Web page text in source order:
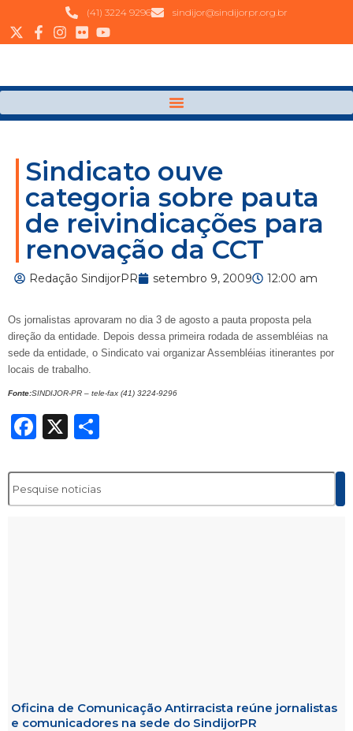
(41) 3224 9296 sindijor@sindijorpr.org.br
Sindicato ouve
categoria sobre pauta
de reivindicações para
renovação da CCT
Redação SindijorPR setembro 9, 2009 12:00 am
Os jornalistas aprovaram no dia 3 de agosto a pauta proposta pela
direção da entidade. Depois dessa primeira rodada de assembléias na
sede da entidade, o Sindicato vai organizar Assembléias itinerantes por
locais de trabalho.
Fonte:SINDIJOR-PR – tele-fax (41) 3224-9296
Facebook
X
Oficina de Comunicação Antirracista reúne jornalistas
e comunicadores na sede do SindijorPR